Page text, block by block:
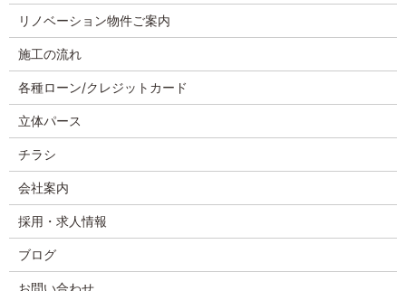
リノベーション物件ご案内
施工の流れ
各種ローン/クレジットカード
立体パース
チラシ
会社案内
採用・求人情報
ブログ